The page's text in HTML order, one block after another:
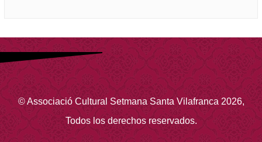
©Associació Cultural Setmana Santa Vilafranca 2026,
Todos los derechos reservados.